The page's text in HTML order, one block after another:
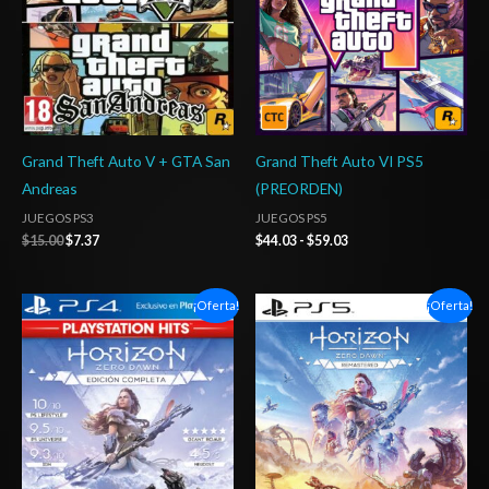
Grand Theft Auto V + GTA San
Andreas
JUEGOS PS3
$15.00$7.37
Grand Theft Auto VI PS5
(PREORDEN)
JUEGOS PS5
$44.03 - $59.03
¡Oferta!
Rango
de
precios:
desde
$14.03
hasta
$29.03
¡Oferta!
Rango
de
precios:
desde
$14.03
hasta
$20.03